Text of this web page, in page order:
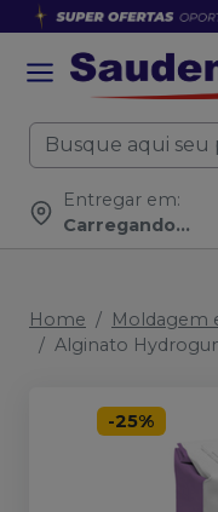
Entregar em:
Carregando...
Home Moldagem
Alginato
-25%